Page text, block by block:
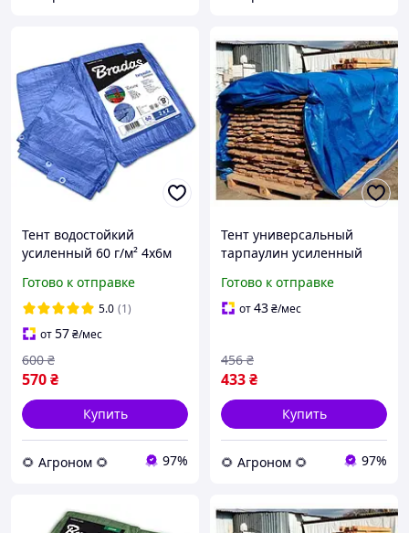
Тент водостойкий
усиленный 60 г/м² 4х6м
палатки с кольцами
bradas синий (br-PL4/6)
AGN
Готово к отправке
5.0 (1)
от57₴/мес
570₴
600 ₴
Купить
🌻 Агроном 🌻 97%
Тент универсальный
тарпаулин усиленный
водостойкий укрытия
зерна (shad-ТЕНТ00007)
Готово к отправке
от43₴/мес
433₴
456 ₴
Купить
🌻 Агроном 🌻 97%